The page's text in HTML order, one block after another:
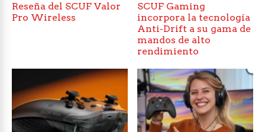
Reseña del SCUF Valor
Pro Wireless
SCUF Gaming
incorpora la tecnología
Anti-Drift a su gama de
mandos de alto
rendimiento